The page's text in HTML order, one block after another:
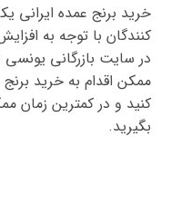
خرید برنج عمده
کنندگان با توجه به
در سایت بازرگانی
ممکن اقدام به خرید
کنید و در کمترین زمان
بگیرید.